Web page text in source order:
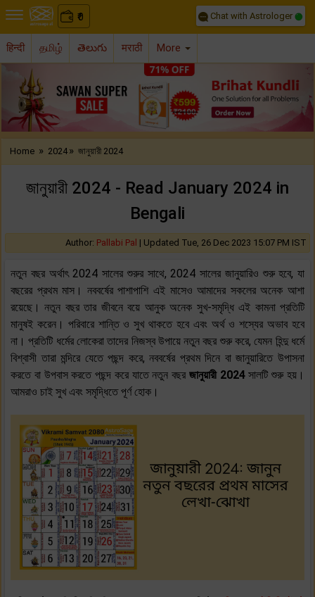
₹
0 Chat with Astrologer
हिन्दी தமிழ் తెలుగు मराठी More
Previous
Home » 2024 » জানুয়ারী 2024
জানুয়ারী 2024 - Read January 2024 in
Bengali
Author: Pallabi Pal | Updated Tue, 26 Dec 2023 15:07 PM IST
নতুন বছর অর্থাৎ 2024 সালের শুরুর সাথে, 2024 সালের জানুয়ারিও শুরু হবে, যা
বছরের প্রথম মাস। নববর্ষের পাশাপাশি এই মাসেও আমাদের সকলের অনেক আশা
রয়েছে। নতুন বছর তার জীবনে বয়ে আনুক অনেক সুখ-সমৃদ্ধি এই কামনা প্রতিটি
মানুষই করেন। পরিবারে শান্তি ও সুখ থাকতে হবে এবং অর্থ ও শস্যের অভাব হবে
না। প্রতিটি ধর্মের লোকেরা তাদের নিজস্ব উপায়ে নতুন বছর শুরু করে, যেমন হিন্দু ধর্মে
বিশ্বাসী তারা মন্দিরে যেতে পছন্দ করে, নববর্ষের প্রথম দিনে বা জানুয়ারিতে উপাসনা
করতে বা উপবাস করতে পছন্দ করে যাতে নতুন বছর জানুয়ারী 2024সালটি শুরু হয়।
আমরাও চাই সুখ এবং সমৃদ্ধিতে পূর্ণ হোক।